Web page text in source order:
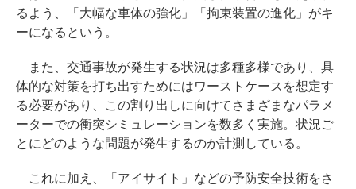
るよう、「大幅な車体の強化」「拘束装置の進化」がキ
ーになるという。
また、交通事故が発生する状況は多種多様であり、具
体的な対策を打ち出すためにはワーストケースを想定す
る必要があり、この割り出しに向けてさまざまなパラメ
ーターでの衝突シミュレーションを数多く実施。状況ご
とにどのような問題が発生するのか計測している。
これに加え、「アイサイト」などの予防安全技術をさ